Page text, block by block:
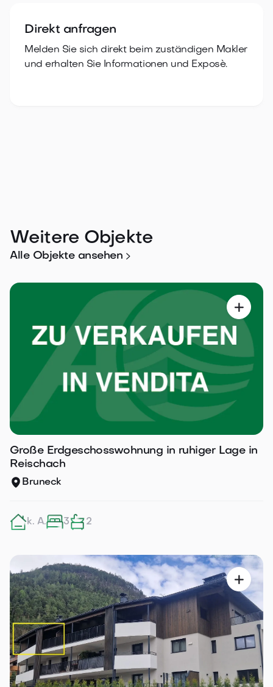
Direkt anfragen
Melden Sie sich direkt beim zuständigen Makler
und erhalten Sie Informationen und Exposè.
Weitere Objekte
Alle Objekte ansehen 

Große Erdgeschosswohnung in ruhiger Lage in
Reischach
Bruneck
k. A. 3 2
